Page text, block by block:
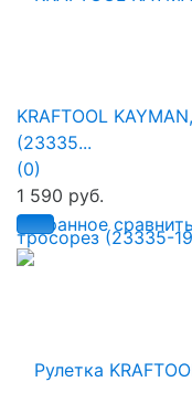
избранное сравнить
KRAFTOOL
(23335...
(0)
1 590 руб.